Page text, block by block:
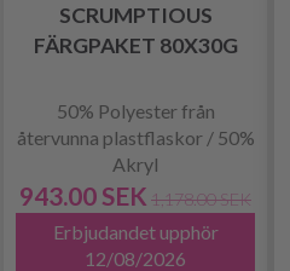
SCRUMPTIOUS
FÄRGPAKET 80X30G
50% Polyester från
återvunna plastflaskor / 50%
Akryl
943.00 SEK 1,178.00 SEK
Erbjudandet upphör
12/08/2026